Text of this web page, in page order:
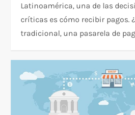
Latinoamérica, una de las
críticas es cómo recibir pagos.
tradicional, una pasarela de